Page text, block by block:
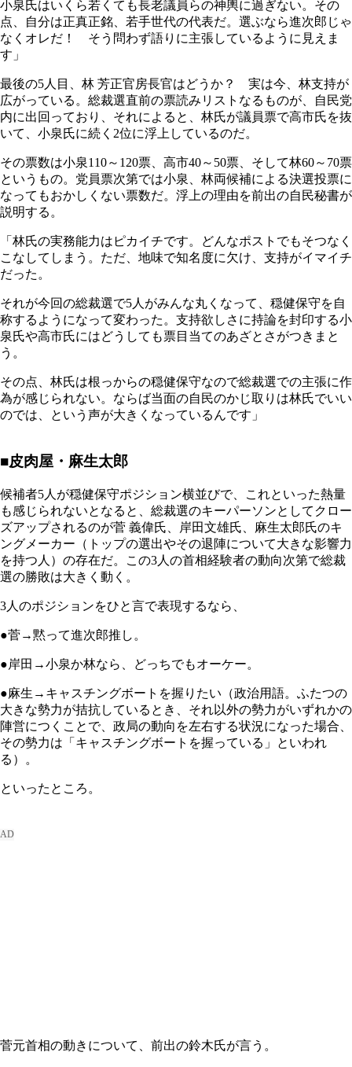
小泉氏はいくら若くても長老議員らの神輿に過ぎない。その
点、自分は正真正銘、若手世代の代表だ。選ぶなら進次郎じゃ
なくオレだ！ そう問わず語りに主張しているように見えま
す」
最後の5人目、林 芳正官房長官はどうか？ 実は今、林支持が
広がっている。総裁選直前の票読みリストなるものが、自民党
内に出回っており、それによると、林氏が議員票で高市氏を抜
いて、小泉氏に続く2位に浮上しているのだ。
その票数は小泉110～120票、高市40～50票、そして林60～70票
というもの。党員票次第では小泉、林両候補による決選投票に
なってもおかしくない票数だ。浮上の理由を前出の自民秘書が
説明する。
「林氏の実務能力はピカイチです。どんなポストでもそつなく
こなしてしまう。ただ、地味で知名度に欠け、支持がイマイチ
だった。
それが今回の総裁選で5人がみんな丸くなって、穏健保守を自
称するようになって変わった。支持欲しさに持論を封印する小
泉氏や高市氏にはどうしても票目当てのあざとさがつきまと
う。
その点、林氏は根っからの穏健保守なので総裁選での主張に作
為が感じられない。ならば当面の自民のかじ取りは林氏でいい
のでは、という声が大きくなっているんです」
■皮肉屋・麻生太郎
候補者5人が穏健保守ポジション横並びで、これといった熱量
も感じられないとなると、総裁選のキーパーソンとしてクロー
ズアップされるのが菅 義偉氏、岸田文雄氏、麻生太郎氏のキ
ングメーカー（トップの選出やその退陣について大きな影響力
を持つ人）の存在だ。この3人の首相経験者の動向次第で総裁
選の勝敗は大きく動く。
3人のポジションをひと言で表現するなら、
●菅→黙って進次郎推し。
●岸田→小泉か林なら、どっちでもオーケー。
●麻生→キャスチングボートを握りたい（政治用語。ふたつの
大きな勢力が拮抗しているとき、それ以外の勢力がいずれかの
陣営につくことで、政局の動向を左右する状況になった場合、
その勢力は「キャスチングボートを握っている」といわれ
る）。
といったところ。
菅元首相の動きについて、前出の鈴木氏が言う。